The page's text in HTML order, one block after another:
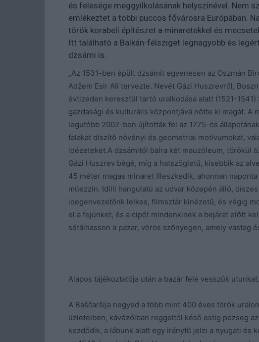
és felesége meggyilkolásának helyszínével. Nem
emlékeztet a többi puccos fővárosra Európában.
török korabeli építészet a minaretekkel és
Itt található a Balkán-félsziget legnagyobb és
dzsámi is.
„Az 1531-ben épült dzsámit egyenesen az Oszmán
Adžem Esir Ali tervezte. Nevét Gázi Huszrevről,
évtizeden keresztül tartó uralkodása alatt (1521-
gazdasági és kulturális központjává nőtte ki magát. A
legutóbb 2002-ben újították fel az 1775-ös
falakat díszítő növényi és geometriai motívumokat,
idézeteket.A dzsámitól balra két mauzóleum, törökül
Gázi Huszrev bégé, míg a hatszögletű, kisebbik az
45 méter magas minaret illeszkedik, ahonnan
müezzin. Idilli hangulatú az udvar közepén álló,
idegenvezetőnk lelkes, filmsztár kinézetű, és végig
el a fejünket, és a cipőt mindenkinek a bejárat előtt
sétálhasson a pazar, vörös szőnyegen, amely vastag
Alapos tájékoztatója után a bazár felé vesszük utunkat.
A Baščaršija negyed a több mint 400 éves török
üzleteiben, kávézóiban reggeltől késő estig pezseg
kezdődik, a lábunk alatt egy iránytű jelzi a nyugati és